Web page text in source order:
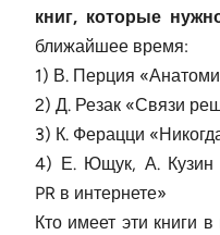
книг, которые
ближайшее время:
1) В. Перция
2) Д. Резак «Связи
3) К. Ферацци
4) Е. Ющук, А. Кузин
PR в интернете»
Кто имеет эти книги